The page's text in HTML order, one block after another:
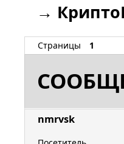
→
Страницы 1
nmrvsk